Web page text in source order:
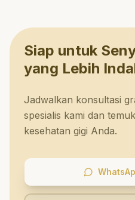
Siap untuk
yang Lebih
Jadwalkan konsultasi
spesialis kami dan
kesehatan gigi Anda.